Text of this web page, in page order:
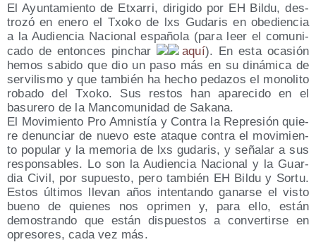
El Ayun­ta­mien­to de Etxa­rri, diri­gi­do por EH Bil­du, des­
tro­zó en enero el Txo­ko de lxs Guda­ris en obe­dien­cia
a la Audien­cia Nacio­nal espa­ño­la (para leer el comu­ni­
ca­do de enton­ces pin­char
aquí). En esta oca­sión
hemos sabi­do que dio un paso más en su diná­mi­ca de
ser­vi­lis­mo y que tam­bién ha hecho peda­zos el mono­li­to
roba­do del Txo­ko. Sus res­tos han apa­re­ci­do en el
basu­re­ro de la Man­co­mu­ni­dad de Saka­na.
El Movi­mien­to Pro Amnis­tía y Con­tra la Repre­sión quie­
re denun­ciar de nue­vo este ata­que con­tra el movi­mien­
to popu­lar y la memo­ria de lxs guda­ris, y seña­lar a sus
res­pon­sa­bles. Lo son la Audien­cia Nacio­nal y la Guar­
dia Civil, por supues­to, pero tam­bién EH Bil­du y Sor­tu.
Estos últi­mos lle­van años inten­tan­do ganar­se el vis­to
bueno de quie­nes nos opri­men y, para ello, están
demos­tran­do que están dis­pues­tos a con­ver­tir­se en
opre­so­res, cada vez más.